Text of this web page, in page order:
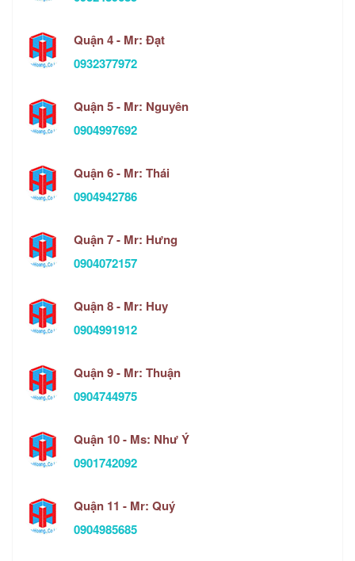
Quận 4 - Mr: Đạt
0932377972
Quận 5 - Mr: Nguyên
0904997692
Quận 6 - Mr: Thái
0904942786
Quận 7 - Mr: Hưng
0904072157
Quận 8 - Mr: Huy
0904991912
Quận 9 - Mr: Thuận
0904744975
Quận 10 - Ms: Như Ý
0901742092
Quận 11 - Mr: Quý
0904985685